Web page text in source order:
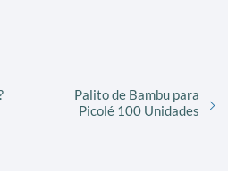
Palito de Bambu para
Picolé 100 Unidades